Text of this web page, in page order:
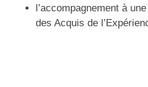
l’accompagnement à
des Acquis de